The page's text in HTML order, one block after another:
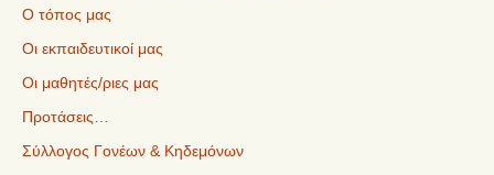
Ο τόπος μας
Οι εκπαιδευτικοί μας
Οι μαθητές/ριες μας
Προτάσεις…
Σύλλογος Γονέων & Κηδεμόνων